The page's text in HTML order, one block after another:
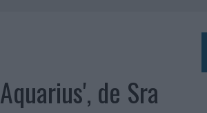
LAS MARCAS
de Sra